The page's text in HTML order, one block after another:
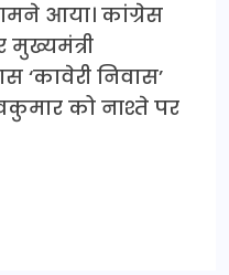
आया। कांग्रेस
‘कावेरी निवास’
को नाश्ते पर